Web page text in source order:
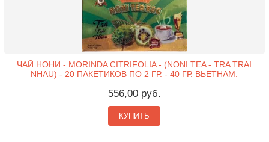
ЧАЙ НОНИ - MORINDA CITRIFOLIA - (NONI TEA - TRA TRAI
NHAU) - 20 ПАКЕТИКОВ ПО 2 ГР. - 40 ГР. ВЬЕТНАМ.
556,00 руб.
КУПИТЬ